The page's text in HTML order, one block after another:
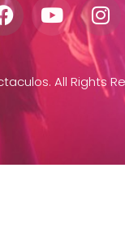
All Rights